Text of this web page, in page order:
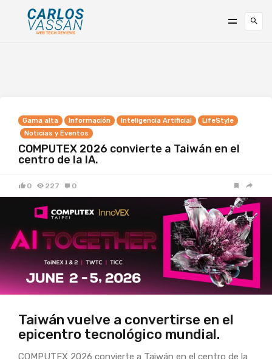
Gama alta Información Inteligencia Artificial
LifeStyle
Noticias y Eventos
COMPUTEX 2026 convierte a Taiwán en el
centro de la IA.
0 227 0
Taiwán vuelve a convertirse en el
epicentro tecnológico mundial.
COMPUTEX 2026 convierte a Taiwán en el centro de la